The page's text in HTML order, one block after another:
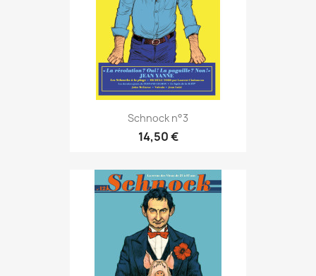
Schnock n°3
14,50 €